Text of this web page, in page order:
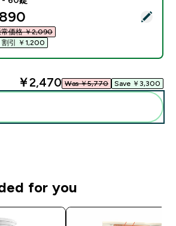
択 - アルファ メン マルチビタミン タブ
price
常価格 ￥2,090‎
割引 ￥1,200‎
￥2,470‎ Was ￥5,770‎ Save ￥3,300‎
for you